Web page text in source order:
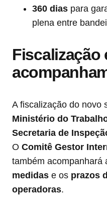
360 dias para
plena entre
Fiscalização
A fiscalização do novo
Ministério do
Secretaria de
O Comitê Gestor
também acompanhará
medidas e os prazos
operadoras.